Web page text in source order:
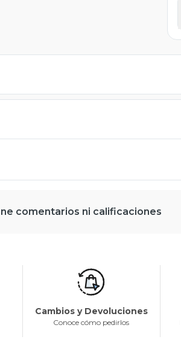
comentarios ni calificaciones
Cambios y Devoluciones
Conoce cómo pedirlos